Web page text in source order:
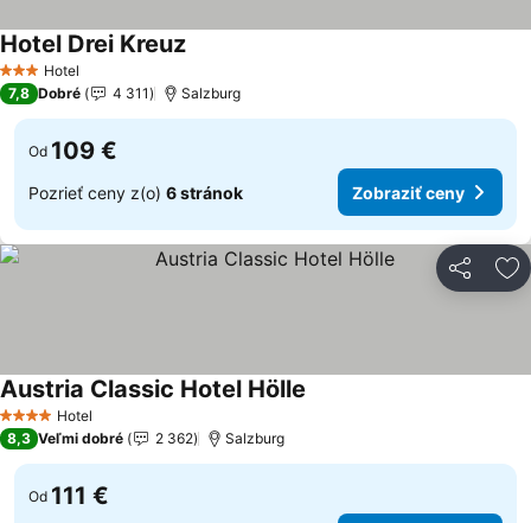
3 Počet hviezdičiek
Hotel
Hotel Drei Kreuz
7,8 Dobré 4 311 Salzburg
Od 109 €
Pozrieť ceny z(o) 6 stránok Zobraziť ceny
Zdieľať
4 Počet hviezdičiek
Hotel
Austria Classic Hotel Hölle
8,3 Veľmi dobré 2 362 Salzburg
Od 111 €